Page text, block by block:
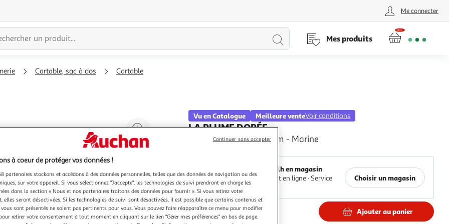
Me connecter
Lancer
Mes produits
Cartable, sac à dos Cartable
Agrandir
l'illustration
à
100
%
Partager
le
produit
Vu en Catalogue Meilleure venteVoir conditions
LA PLUME DORÉE
Cartable Pokemon 38cm - Marine
Choisir un magasin
Retrait 1h en magasin
Paiement en ligne ·Service
39,99€
Ajouter au panier
à coeur de protéger vos données !
partenaires stockons et accédons à des données personnelles, telles que des données de navigation ou des
sur votre appareil. Si vous sélectionnez "J'accepte", les technologies de suivi prendront en charge les
dans la section « Nous et nos partenaires traitons des données pour fournir ». Si vous retirez votre
elles seront désactivées. Si les technologies de suivi sont désactivées, il est possible que certains contenus et
sont présentés ne soient pas pertinents pour vous. Vous pouvez faire réapparaître ce menu pour modifier
retirer votre consentement à tout moment en cliquant sur le lien "Gérer mes préférences" en bas de page.
Continuer sans accepter